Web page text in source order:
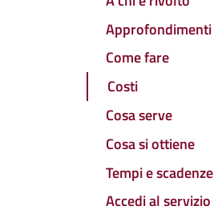
Approfondimenti
Come fare
Costi
Cosa serve
Cosa si ottiene
Tempi e scadenze
Accedi al servizio